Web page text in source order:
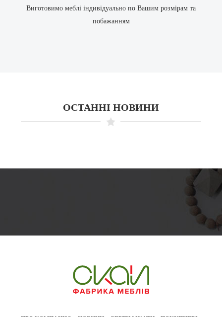
Виготовимо меблі індивідуально по Вашим розмірам та
побажанням
ОСТАННІ НОВИНИ